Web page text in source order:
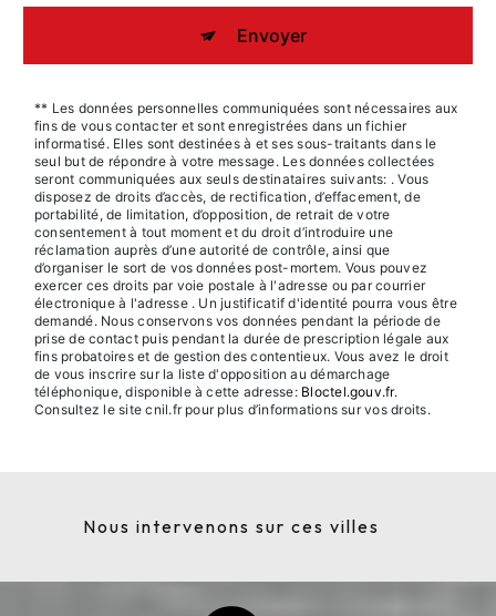
Envoyer
** Les données personnelles communiquées sont nécessaires aux
fins de vous contacter et sont enregistrées dans un fichier
informatisé. Elles sont destinées à et ses sous-traitants dans le
seul but de répondre à votre message. Les données collectées
seront communiquées aux seuls destinataires suivants: . Vous
disposez de droits d’accès, de rectification, d’effacement, de
portabilité, de limitation, d’opposition, de retrait de votre
consentement à tout moment et du droit d’introduire une
réclamation auprès d’une autorité de contrôle, ainsi que
d’organiser le sort de vos données post-mortem. Vous pouvez
exercer ces droits par voie postale à l'adresse ou par courrier
électronique à l'adresse . Un justificatif d'identité pourra vous être
demandé. Nous conservons vos données pendant la période de
prise de contact puis pendant la durée de prescription légale aux
fins probatoires et de gestion des contentieux. Vous avez le droit
de vous inscrire sur la liste d'opposition au démarchage
téléphonique, disponible à cette adresse: Bloctel.gouv.fr.
Consultez le site cnil.fr pour plus d’informations sur vos droits.
Nous intervenons sur ces villes